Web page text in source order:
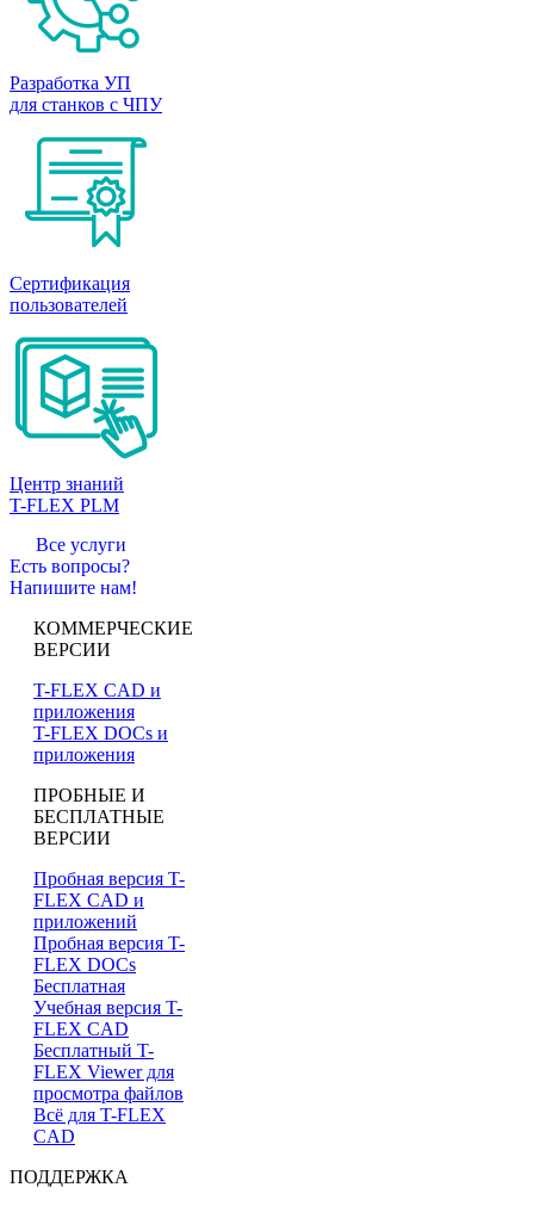
Разработка УП
для станков с ЧПУ
Сертификация
пользователей
Центр знаний
T-FLEX PLM
Все услуги
Есть вопросы?
Напишите нам!
КОММЕРЧЕСКИЕ
ВЕРСИИ
T-FLEX CAD и
приложения
T-FLEX DOCs и
приложения
ПРОБНЫЕ И
БЕСПЛАТНЫЕ
ВЕРСИИ
Пробная версия T-
FLEX CAD и
приложений
Пробная версия T-
FLEX DOCs
Бесплатная
Учебная версия T-
FLEX CAD
Бесплатный T-
FLEX Viewer для
просмотра файлов
Всё для T-FLEX
CAD
ПОДДЕРЖКА